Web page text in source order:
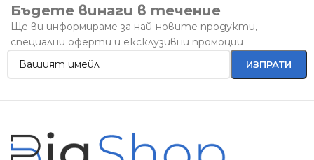
Бъдете винаги в течение
Ще ви информираме за най-новите продукти,
специални оферти и ексклузивни промоции